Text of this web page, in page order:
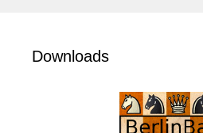
Downloads